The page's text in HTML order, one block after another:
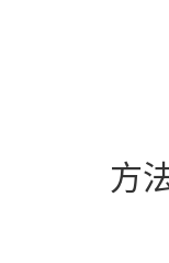
方法